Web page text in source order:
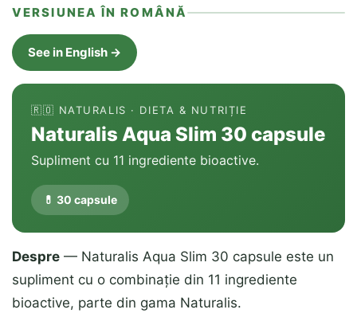
VERSIUNEA ÎN ROMÂNĂ
See in English →
🇷🇴 NATURALIS · DIETA & NUTRIȚIE
Naturalis Aqua Slim 30 capsule
Supliment cu 11 ingrediente bioactive.
💊 30 capsule
Despre — Naturalis Aqua Slim 30 capsule este un
supliment cu o combinație din 11 ingrediente
bioactive, parte din gama Naturalis.